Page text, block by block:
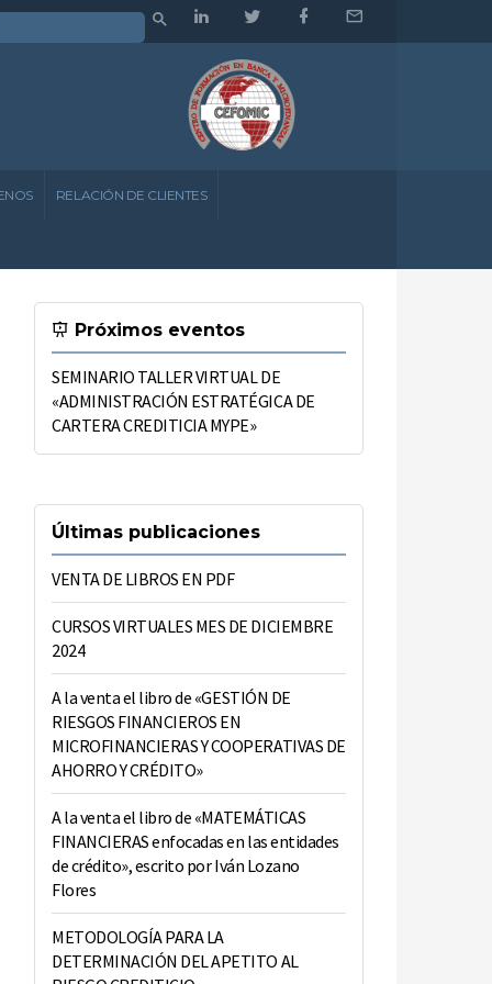
RELACIÓN DE CLIENTES
Próximos eventos
SEMINARIO TALLER VIRTUAL DE
«ADMINISTRACIÓN ESTRATÉGICA DE
CARTERA CREDITICIA MYPE»
Últimas publicaciones
VENTA DE LIBROS EN PDF
CURSOS VIRTUALES MES DE DICIEMBRE
2024
A la venta el libro de «GESTIÓN DE
RIESGOS FINANCIEROS EN
MICROFINANCIERAS Y COOPERATIVAS DE
AHORRO Y CRÉDITO»
A la venta el libro de «MATEMÁTICAS
FINANCIERAS enfocadas en las entidades
de crédito», escrito por Iván Lozano
Flores
METODOLOGÍA PARA LA
DETERMINACIÓN DEL APETITO AL